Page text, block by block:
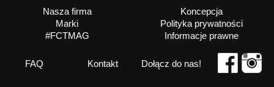
Nasza firma
Marki
#FCTMAG
Koncepcja
Polityka prywatności
Informacje prawne
FAQ Kontakt Dołącz do nas!